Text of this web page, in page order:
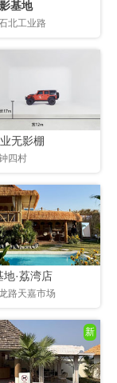
基地
北工业路
无影棚
四村
·荔湾店
路天嘉市场
新